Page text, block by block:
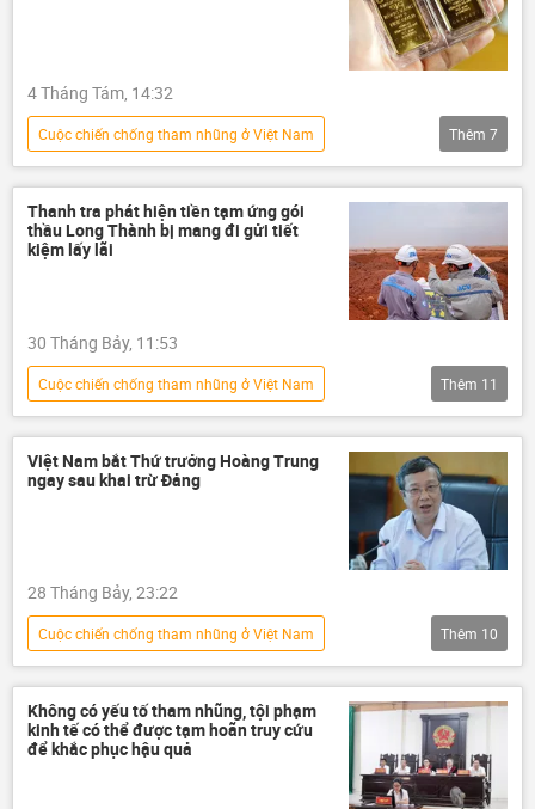
4 Tháng Tám, 14:32
Сuộc chiến chống tham nhũng ở Việt Nam
Việt Nam
luật hình sự
Pháp luật
tham nhũng vặt
tham nhũng
Tham ô tài sản
tham ô
Thêm 7
Thanh tra phát hiện tiền tạm ứng gói
thầu Long Thành bị mang đi gửi tiết
kiệm lấy lãi
30 Tháng Bảy, 11:53
Сuộc chiến chống tham nhũng ở Việt Nam
Việt Nam
Cảng hàng không Việt Nam (ACV)
Bộ Tài Chính VN
tham nhũng
tham ô
Thêm 11
Việt Nam bắt Thứ trưởng Hoàng Trung
ngay sau khai trừ Đảng
28 Tháng Bảy, 23:22
Сuộc chiến chống tham nhũng ở Việt Nam
Việt Nam
Chính trị
bắt giữ
Bộ Nông nghiệp Việt Nam
Lào Cai
Bộ Công an Việt Nam
nông sản
Thêm 10
Không có yếu tố tham nhũng, tội phạm
kinh tế có thể được tạm hoãn truy cứu
để khắc phục hậu quả